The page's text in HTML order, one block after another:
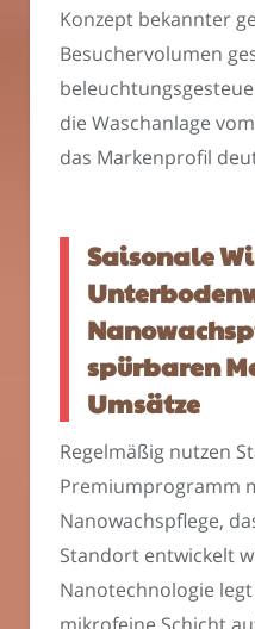
Konzept bekannter
Besuchervolumen
die Waschanlage
das Markenprofil
Saisonale
spürbaren
Umsätze
Regelmäßig nutzen
Premiumprogramm
Nanowachspflege,
Standort entwickelt
Nanotechnologie